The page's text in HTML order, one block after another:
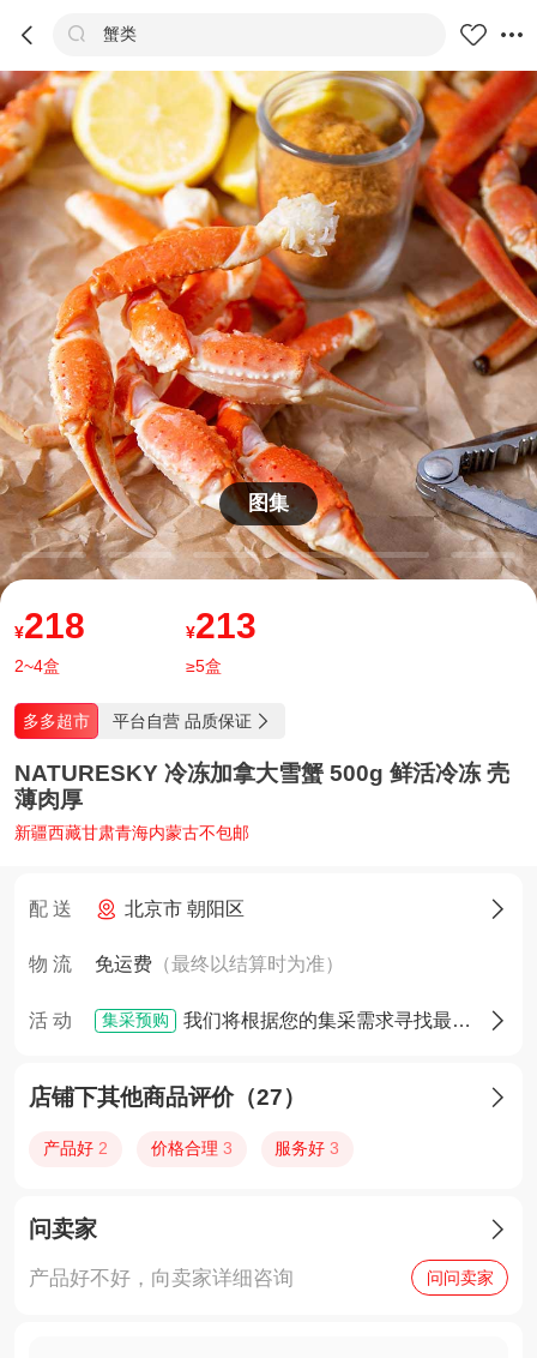
  蟹类 
商品 评价 详情 推荐
图集
¥218
2~4盒
¥213
≥5盒
多多超市 平台自营 品质保证 
NATURESKY 冷冻加拿大雪蟹 500g 鲜活冷冻 壳
薄肉厚
新疆西藏甘肃青海内蒙古不包邮
配 送 北京市 朝阳区 
物 流 免运费 （最终以结算时为准）
活 动 集采预购 我们将根据您的集采需求寻找最佳货源，确定货源后您将享有优先采购权 
店铺下其他商品评价（27） 
产品好 2 价格合理 3 服务好3
问卖家 
产品好不好，向卖家详细咨询 问问卖家